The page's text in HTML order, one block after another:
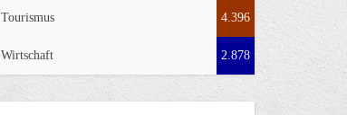
Tourismus 4.396
Wirtschaft 2.878